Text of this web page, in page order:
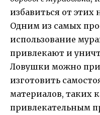
избавиться от
Одним из самых
использование
привлекают и
Ловушки можно
изготовить
материалов, таких
привлекательным